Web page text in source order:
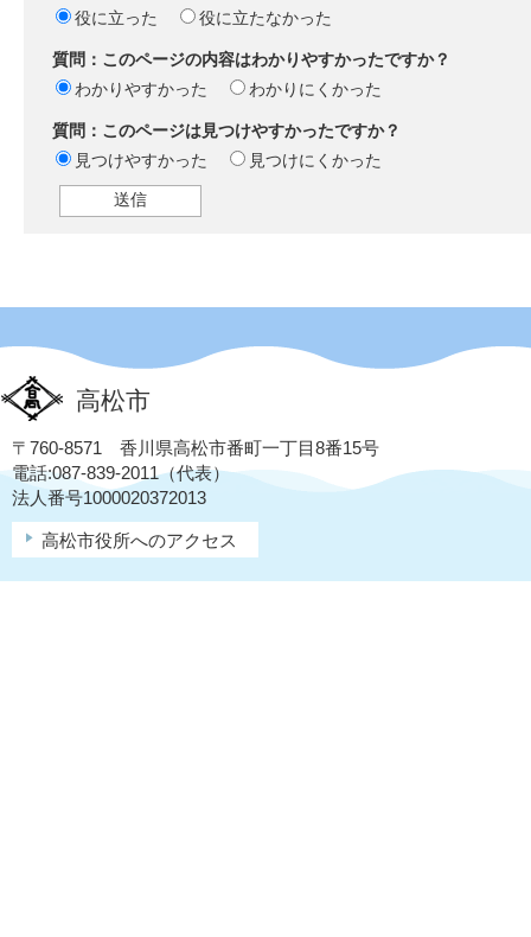
役に立った
役に立たなかった
質問：このページの内容はわかりやすかったですか？
わかりやすかった
わかりにくかった
質問：このページは見つけやすかったですか？
見つけやすかった
見つけにくかった
高松市
〒760-8571 香川県高松市番町一丁目8番15号
電話:087-839-2011（代表）
法人番号1000020372013
高松市役所へのアクセス